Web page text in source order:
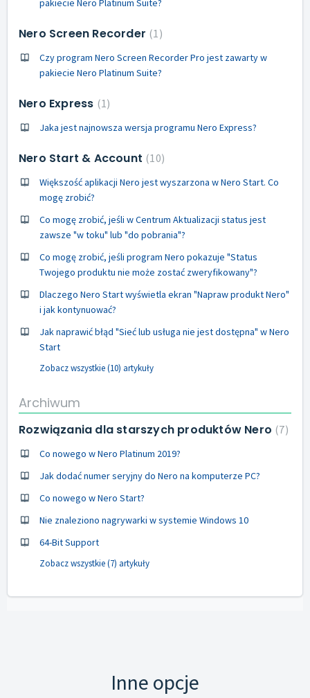
Nero Screen Recorder 1
Czy program Nero Screen Recorder Pro jest zawarty w
pakiecie Nero Platinum Suite?
Nero Express 1
Jaka jest najnowsza wersja programu Nero Express?
Nero Start & Account 10
Większość aplikacji Nero jest wyszarzona w Nero Start. Co
mogę zrobić?
Co mogę zrobić, jeśli w Centrum Aktualizacji status jest
zawsze "w toku" lub "do pobrania"?
Co mogę zrobić, jeśli program Nero pokazuje "Status
Twojego produktu nie może zostać zweryfikowany"?
Dlaczego Nero Start wyświetla ekran "Napraw produkt Nero"
i jak kontynuować?
Jak naprawić błąd "Sieć lub usługa nie jest dostępna" w Nero
Start
Zobacz wszystkie (10) artykuły
Archiwum
Rozwiązania dla starszych produktów Nero 7
Co nowego w Nero Platinum 2019?
Jak dodać numer seryjny do Nero na komputerze PC?
Co nowego w Nero Start?
Nie znaleziono nagrywarki w systemie Windows 10
64-Bit Support
Zobacz wszystkie (7) artykuły
Inne opcje